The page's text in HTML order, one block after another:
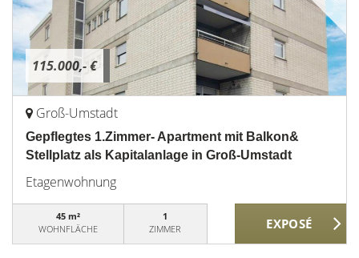
115.000,- €
Groß-Umstadt
Gepflegtes 1.Zimmer- Apartment mit Balkon&
Stellplatz als Kapitalanlage in Groß-Umstadt
Etagenwohnung
45 m²
WOHNFLÄCHE
1
ZIMMER